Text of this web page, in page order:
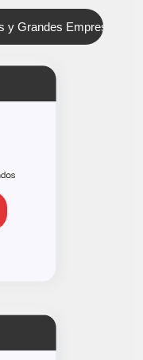
y Grandes Empresas